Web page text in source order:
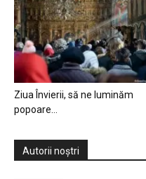
Ziua Învierii, să ne luminăm
popoare…
Autorii noștri